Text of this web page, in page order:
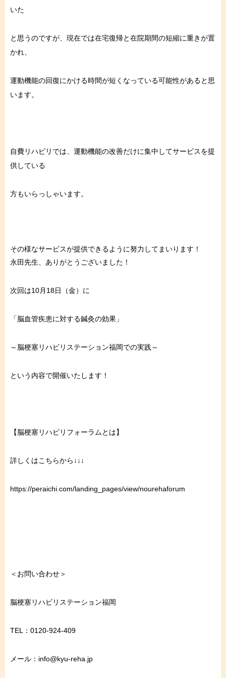
いた
と思うのですが、現在では在宅復帰と在院期間の短縮に重きが置
かれ、
運動機能の回復にかける時間が短くなっている可能性があると思
います。
自費リハビリでは、運動機能の改善だけに集中してサービスを提
供している
方もいらっしゃいます。⁠
その様なサービスが提供できるように努力してまいります！
永田先生、ありがとうございました！⁠
次回は10月18日（金）に
「脳血管疾患に対する鍼灸の効果」
～脳梗塞リハビリステーション福岡での実践～
という内容で開催いたします！
【脳梗塞リハビリフォーラムとは】
詳しくはこちらから↓↓↓
https://peraichi.com/landing_pages/view/nourehaforum
＜お問い合わせ＞
脳梗塞リハビリステーション福岡
TEL ： 0120-924-409
メール： info@kyu-reha.jp